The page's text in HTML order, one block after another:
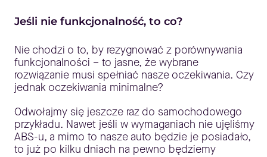
Jeśli nie funkcjonalność, to co?
Nie chodzi o to, by rezygnować z porównywania
funkcjonalności – to jasne, że wybrane
rozwiązanie musi spełniać nasze oczekiwania. Czy
jednak oczekiwania minimalne?
Odwołajmy się jeszcze raz do samochodowego
przykładu. Nawet jeśli w wymaganiach nie ujęliśmy
ABS-u, a mimo to nasze auto będzie je posiadało,
to już po kilku dniach na pewno będziemy